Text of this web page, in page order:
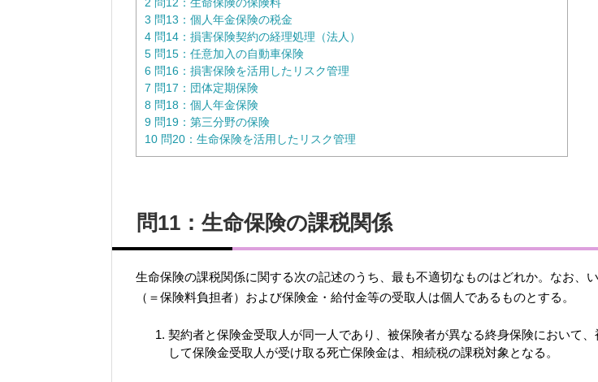
3 問13：個人年金保険の税金
4 問14：損害保険契約の経理処理（法人）
5 問15：任意加入の自動車保険
6 問16：損害保険を活用したリスク管理
7 問17：団体定期保険
8 問18：個人年金保険
9 問19：第三分野の保険
10 問20：生命保険を活用したリスク管理
問11：生命保険の課税関係
生命保険の課税関係に関する次の記述のうち、最も不適切なものはどれか。なお、
（＝保険料負担者）および保険金・給付金等の受取人は個人であるものとする。
契約者と保険金受取人が同一人であり、被保険者が異なる終身保険において
して保険金受取人が受け取る死亡保険金は、相続税の課税対象となる。